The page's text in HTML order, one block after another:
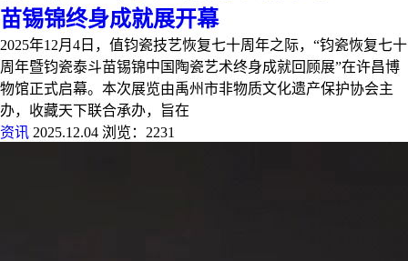
苗锡锦终身成就展开幕
2025年12月4日，值钧瓷技艺恢复七十周年之际，“钧瓷恢复七十
周年暨钧瓷泰斗苗锡锦中国陶瓷艺术终身成就回顾展”在许昌博
物馆正式启幕。本次展览由禹州市非物质文化遗产保护协会主
办，收藏天下联合承办，旨在
资讯 2025.12.04 浏览：2231